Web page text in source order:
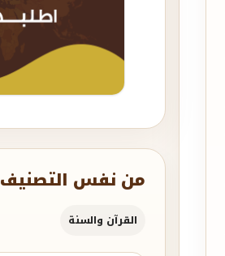
من نفس التصنيف
القرآن والسنة